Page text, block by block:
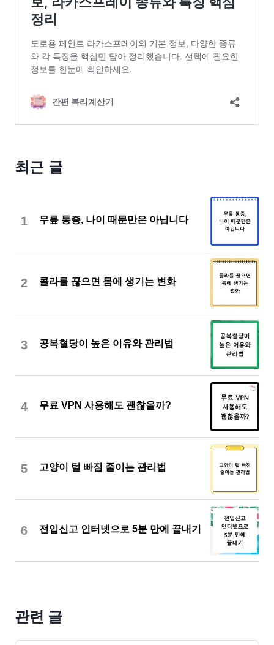
최근 글
1 무릎 통증, 나이 때문만은 아닙니다
2 콜라를 끊으면 몸에 생기는 변화
3 공복혈당이 높은 이유와 관리법
4 무료 VPN 사용해도 괜찮을까?
5 고양이 털 빠짐 줄이는 관리법
6 전입신고 인터넷으로 5분 만에 끝내기
관련 글